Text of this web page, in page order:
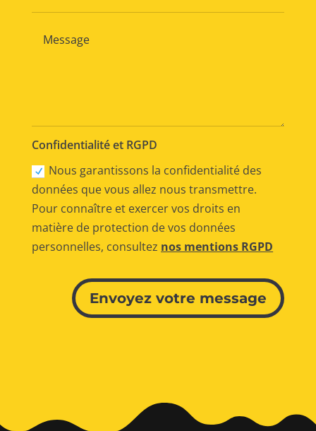
Confidentialité et RGPD
Nous garantissons la confidentialité des
données que vous allez nous transmettre.
Pour connaître et exercer vos droits en
matière de protection de vos données
personnelles, consultez nos mentions RGPD
Envoyez votre message